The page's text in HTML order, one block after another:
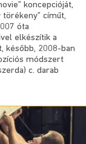
koncepcióját,
címűt,
óta
elkészítik a
később, 2008-ban
módszert
c. darab